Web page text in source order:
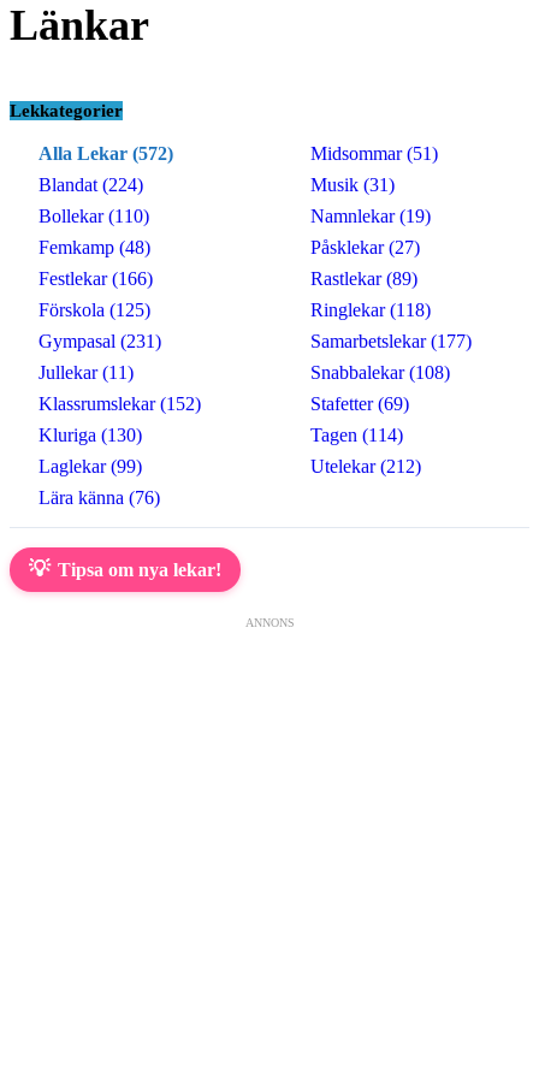
Länkar
Lekkategorier
Alla Lekar (572)
Blandat (224)
Bollekar (110)
Femkamp (48)
Festlekar (166)
Förskola (125)
Gympasal (231)
Jullekar (11)
Klassrumslekar (152)
Kluriga (130)
Laglekar (99)
Lära känna (76)
Midsommar (51)
Musik (31)
Namnlekar (19)
Påsklekar (27)
Rastlekar (89)
Ringlekar (118)
Samarbetslekar (177)
Snabbalekar (108)
Stafetter (69)
Tagen (114)
Utelekar (212)
💡 Tipsa om nya lekar!
ANNONS